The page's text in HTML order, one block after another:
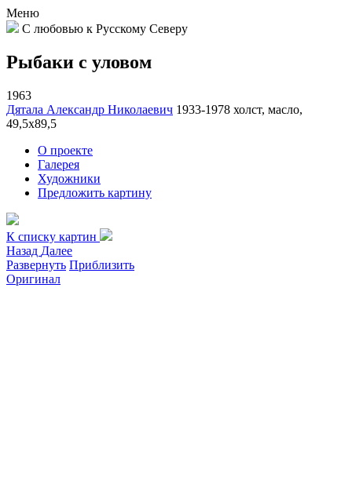
Меню
С любовью к Русскому Северу
Рыбаки с уловом
1963
Дятала Александр Николаевич 1933-1978 холст, масло,
49,5х89,5
О проекте
Галерея
Художники
Предложить картину
К списку картин
Назад Далее
Развернуть Приблизить
Оригинал